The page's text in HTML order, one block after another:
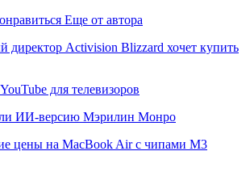
Еще от автора
директор Activision Blizzard хочет купить
для телевизоров
ИИ-версию Мэрилин Монро
цены на MacBook Air с чипами M3